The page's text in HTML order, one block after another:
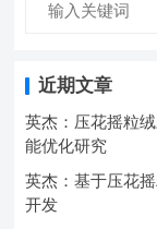
近期文章
英杰：压花摇粒
能优化研究
英杰：基于压花
开发